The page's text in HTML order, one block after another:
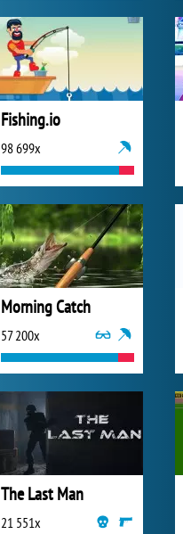
Fishing.io
98 699x
Morning Catch
57 200x
The Last Man
21 551x